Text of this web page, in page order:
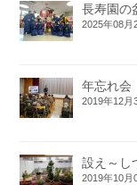
長寿園の
2025年08月
年忘れ会
2019年12月
設え～し
2019年10月